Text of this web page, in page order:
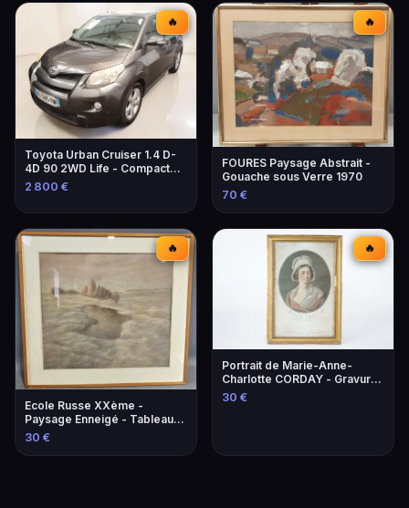
🔥
Toyota Urban Cruiser 1.4 D-
4D 90 2WD Life - Compacte
et Économique
2 800 €
🔥
FOURES Paysage Abstrait -
Gouache sous Verre 1970
70 €
🔥
Ecole Russe XXème -
Paysage Enneigé - Tableau
Original
30 €
🔥
Portrait de Marie-Anne-
Charlotte CORDAY - Gravure
historique
30 €